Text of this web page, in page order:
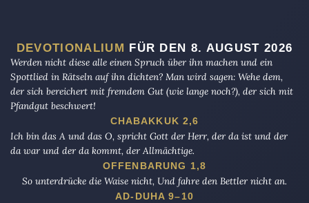
DEVOTIONALIUM FÜR DEN 8. AUGUST 2026
Werden nicht diese alle einen Spruch über ihn machen und ein
Spottlied in Rätseln auf ihn dichten? Man wird sagen: Wehe dem,
der sich bereichert mit fremdem Gut (wie lange noch?), der sich mit
Pfandgut beschwert!
CHABAKKUK 2,6
Ich bin das A und das O, spricht Gott der Herr, der da ist und der
da war und der da kommt, der Allmächtige.
OFFENBARUNG 1,8
So unterdrücke die Waise nicht, Und fahre den Bettler nicht an.
AD-DUHA 9–10